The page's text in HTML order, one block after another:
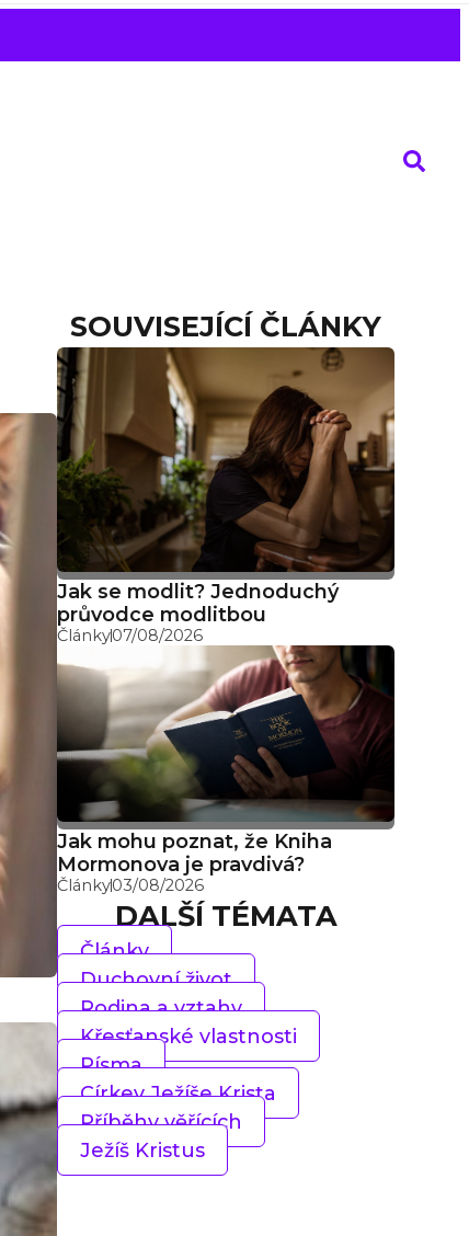
SOUVISEJÍCÍ ČLÁNKY
Jak se modlit? Jednoduchý
průvodce modlitbou
Články07/08/2026
Jak mohu poznat, že Kniha
Mormonova je pravdivá?
Články03/08/2026
DALŠÍ TÉMATA
Články
Duchovní život
Rodina a vztahy
Křesťanské vlastnosti
Písma
Církev Ježíše Krista
Příběhy věřících
Ježíš Kristus